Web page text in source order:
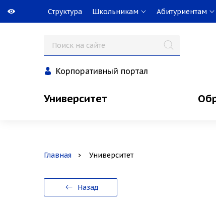
Структура Школьникам Абитуриентам
Корпоративный портал
Университет
Главная Университет
Назад